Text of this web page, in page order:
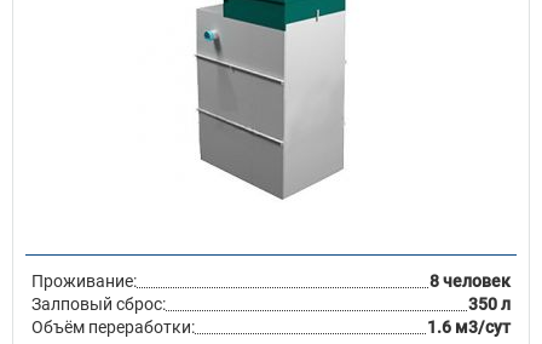
Проживание:
8 человек
Залповый сброс:
350 л
Объём переработки:
1.6 м3/сут